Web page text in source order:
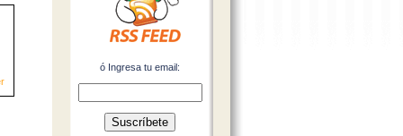
ó Ingresa tu email: